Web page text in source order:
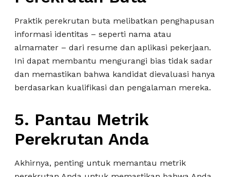
Praktik perekrutan buta melibatkan penghapusan
informasi identitas – seperti nama atau
almamater – dari resume dan aplikasi pekerjaan.
Ini dapat membantu mengurangi bias tidak sadar
dan memastikan bahwa kandidat dievaluasi hanya
berdasarkan kualifikasi dan pengalaman mereka.
5. Pantau Metrik
Perekrutan Anda
Akhirnya, penting untuk memantau metrik